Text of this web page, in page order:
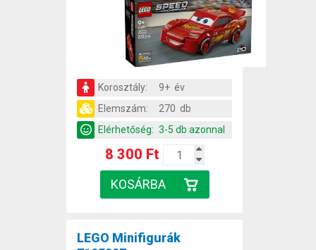
Korosztály:
9+ év
Elemszám:
270 db
Elérhetőség: 3-5 db azonnal
8 300 Ft
LEGO Minifigurák